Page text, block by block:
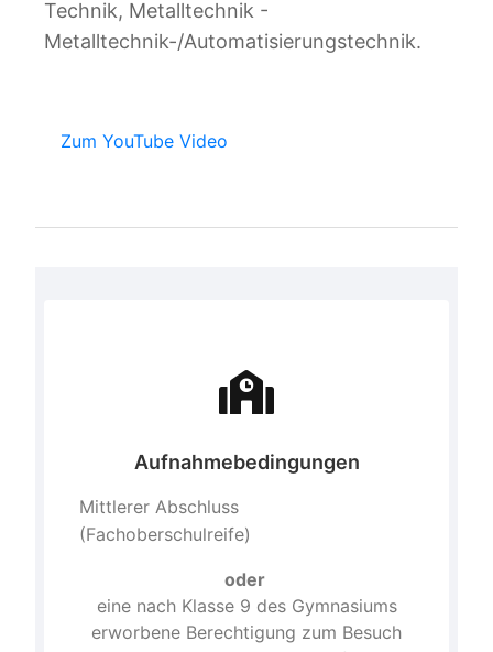
Technik, Metalltechnik -
Metalltechnik-/Automatisierungstechnik.
Zum YouTube Video
Aufnahmebedingungen
Mittlerer Abschluss
(Fachoberschulreife)
oder
eine nach Klasse 9 des Gymnasiums
erworbene Berechtigung zum Besuch